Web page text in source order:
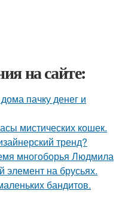
на сайте:
пачку денег и
мистических кошек.
тренд?
многоборья Людмила
на брусьях.
бандитов.